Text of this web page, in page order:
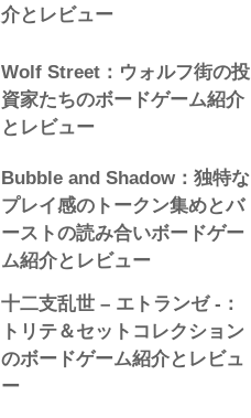
介とレビュー
Wolf Street：ウォルフ街の投
資家たちのボードゲーム紹介
とレビュー
Bubble and Shadow：独特な
プレイ感のトークン集めとバ
ーストの読み合いボードゲー
ム紹介とレビュー
十二支乱世 – エトランゼ -：
トリテ＆セットコレクション
のボードゲーム紹介とレビュ
ー